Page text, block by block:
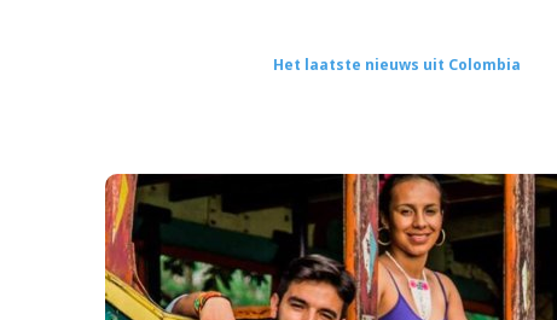
Het laatste nieuws uit Colombia